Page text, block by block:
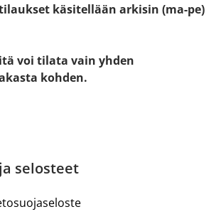
käsitellään arkisin (ma-pe)
voi tilata vain yhden
kohden.
selosteet